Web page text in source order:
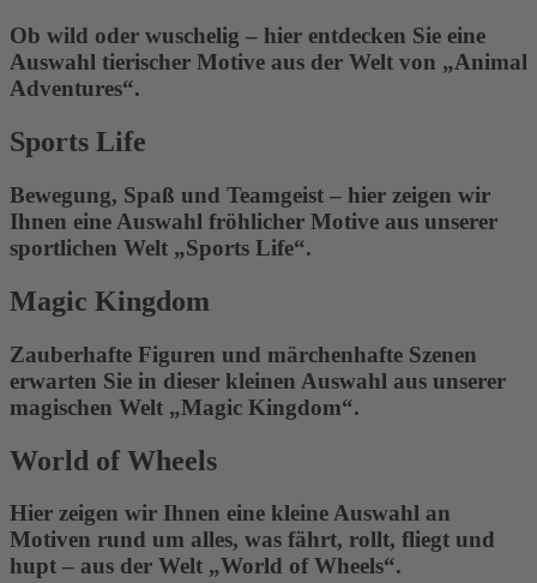
Ob wild oder wuschelig – hier entdecken Sie eine
Auswahl tierischer Motive aus der Welt von „Animal
Adventures“.
Sports Life
Bewegung, Spaß und Teamgeist – hier zeigen wir
Ihnen eine Auswahl fröhlicher Motive aus unserer
sportlichen Welt „Sports Life“.
Magic Kingdom
Zauberhafte Figuren und märchenhafte Szenen
erwarten Sie in dieser kleinen Auswahl aus unserer
magischen Welt „Magic Kingdom“.
World of Wheels
Hier zeigen wir Ihnen eine kleine Auswahl an
Motiven rund um alles, was fährt, rollt, fliegt und
hupt – aus der Welt „World of Wheels“.